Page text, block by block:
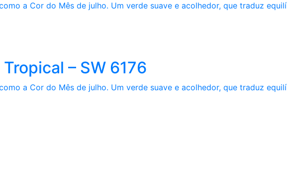
a Cor do Mês de julho. Um verde suave e acolhedor, que traduz
– SW 6176
a Cor do Mês de julho. Um verde suave e acolhedor, que traduz